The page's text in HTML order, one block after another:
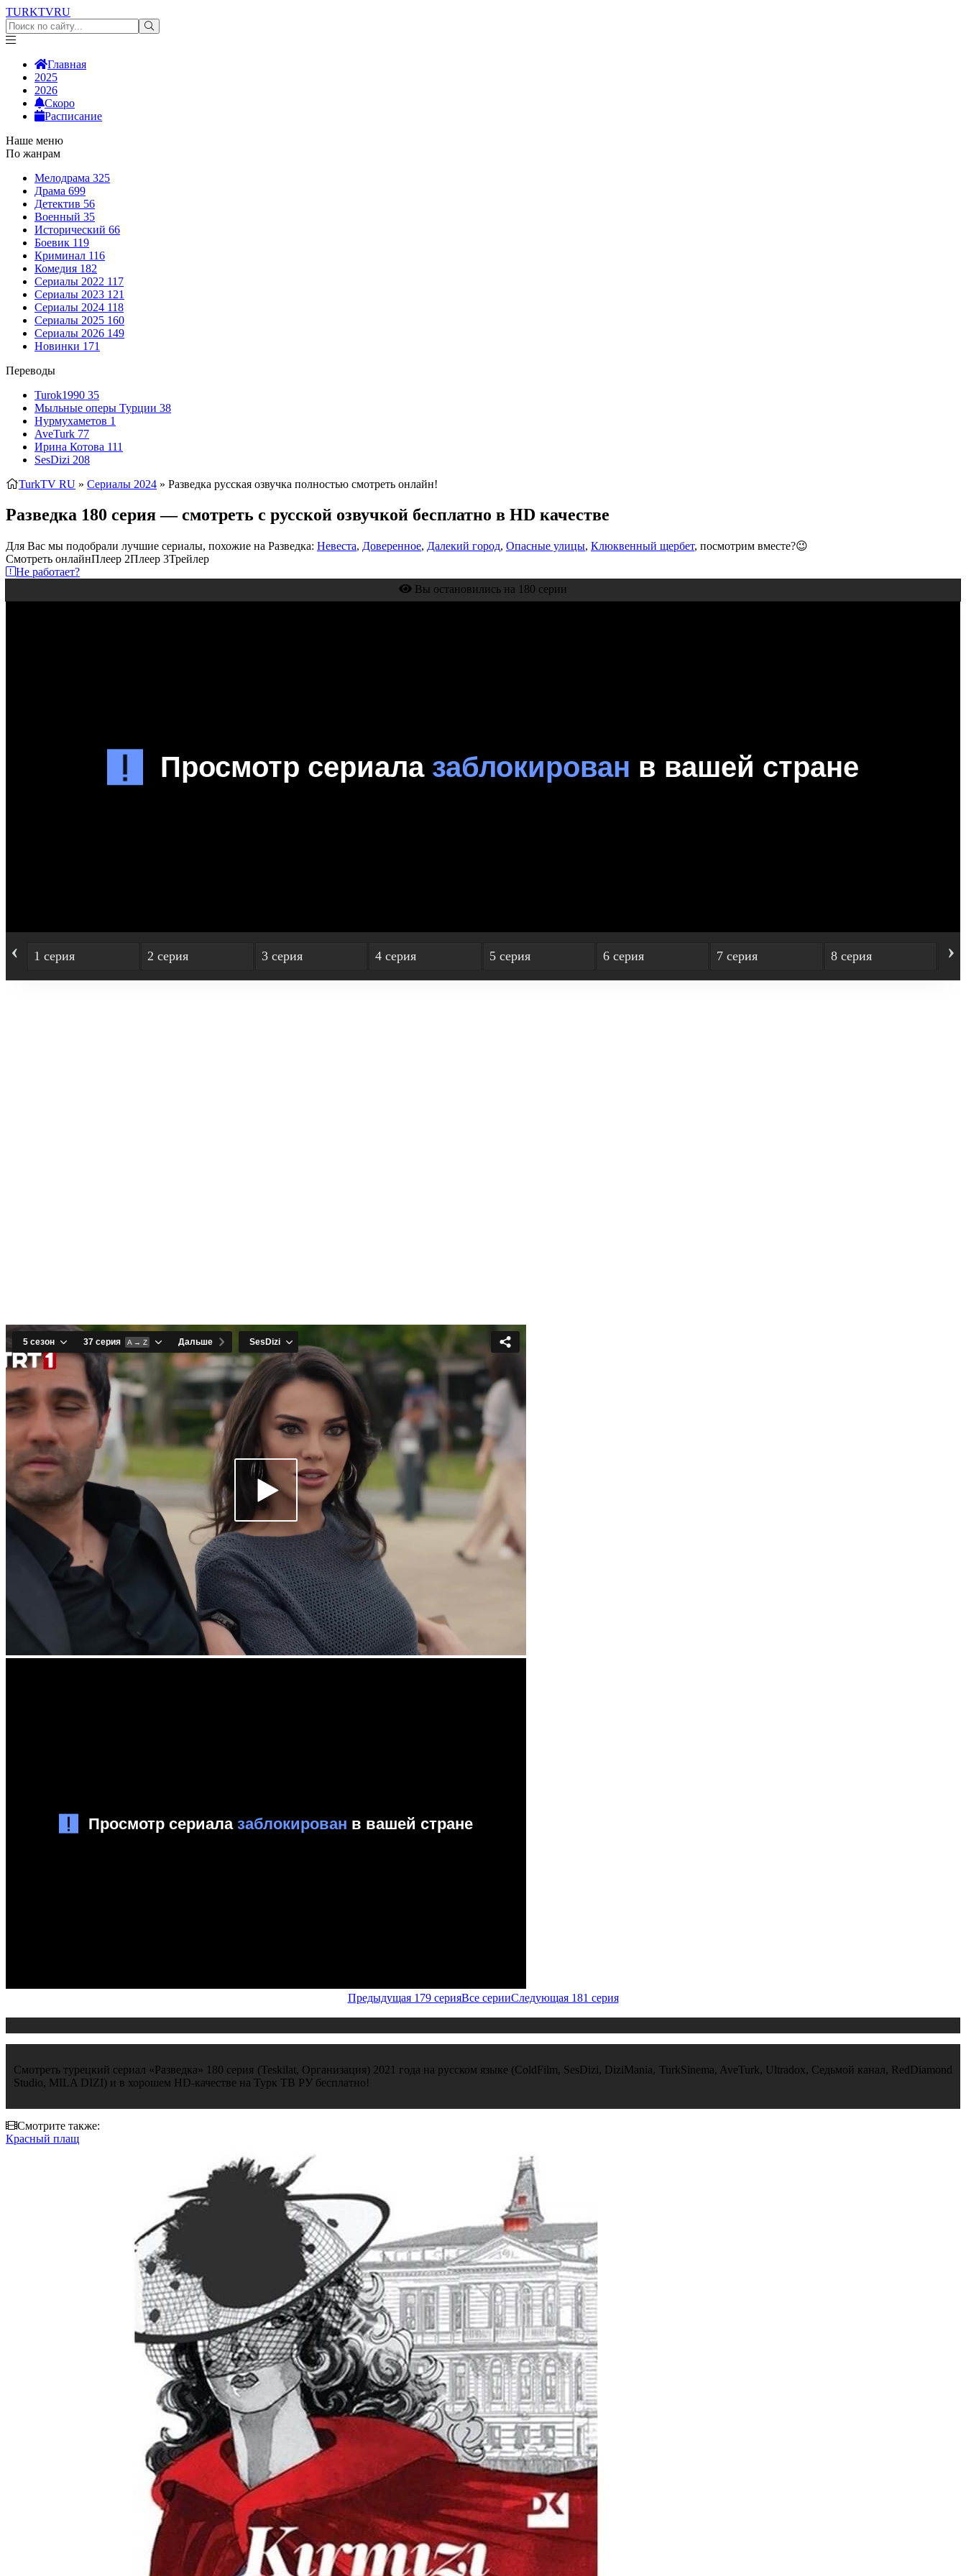
TURKTVRU
Главная
2025
2026
Скоро
Расписание
Наше меню
По жанрам
Мелодрама 325
Драма 699
Детектив 56
Военный 35
Исторический 66
Боевик 119
Криминал 116
Комедия 182
Сериалы 2022 117
Сериалы 2023 121
Сериалы 2024 118
Сериалы 2025 160
Сериалы 2026 149
Новинки 171
Переводы
Turok1990 35
Мыльные оперы Турции 38
Нурмухаметов 1
AveTurk 77
Ирина Котова 111
SesDizi 208
TurkTV RU » Сериалы 2024 » Разведка русская озвучка полностью смотреть онлайн!
Разведка 180 серия — смотреть с русской озвучкой бесплатно в HD качестве
Для Вас мы подобрали лучшие сериалы, похожие на Разведка: Невеста, Доверенное, Далекий город, Опасные улицы, Клюквенный щербет, посмотрим вместе?😉
Смотреть онлайнПлеер 2Плеер 3Трейлер
Не работает?
Вы остановились на 180 серии
‹ 1 серия 2 серия 3 серия 4 серия 5 серия 6 серия 7 серия 8 серия 9
›
Предыдущая 179 серияВсе серииСледующая 181 серия
Смотреть турецкий сериал «Разведка» 180 серия (Teskilat, Организация) 2021 года на русском языке (ColdFilm, SesDizi, DiziMania, TurkSinema, AveTurk, Ultradox, Седьмой канал, RedDiamond
Studio, MILA DIZI) и в хорошем HD-качестве на Турк ТВ РУ бесплатно!
Смотрите также:
Красный плащ